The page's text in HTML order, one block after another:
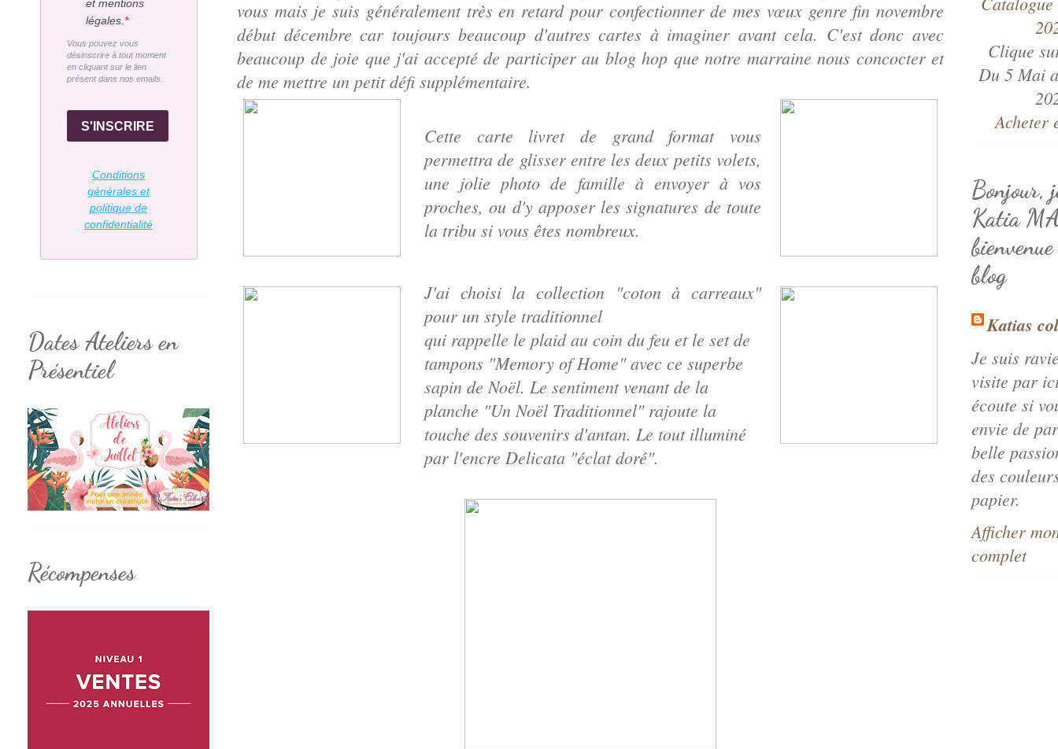
vous mais je suis généralement très en retard pour confectionner de mes vœux genre fin novembre
début décembre car toujours beaucoup d'autres cartes à imaginer avant cela. C'est donc avec
beaucoup de joie que j'ai accepté de participer au blog hop que notre marraine nous concocter et
de me mettre un petit défi supplémentaire.
Cette carte livret de grand format vous
permettra de glisser entre les deux petits volets,
une jolie photo de famille à envoyer à vos
proches, ou d'y apposer les signatures de toute
la tribu si vous êtes nombreux.
J'ai choisi la collection "coton à carreaux"
pour un style traditionnel
qui rappelle le plaid au coin du feu et le set de
tampons "Memory of Home" avec ce superbe
sapin de Noël. Le sentiment venant de la
planche "Un Noël Traditionnel" rajoute la
touche des souvenirs d'antan. Le tout illuminé
par l'encre Delicata "éclat doré".
et mentions
légales.
Vous pouvez vous
désinscrire à tout moment
en cliquant sur le lien
présent dans nos emails.
S'INSCRIRE
Conditions
générales et
politique de
confidentialité
Dates Ateliers en
Présentiel
Récompenses
Clique
Du 5 Mai
Acheter
Bonjour,
Katia
blog
Katias
Je suis
visite par
écoute si
envie de
belle
des
papier.
Afficher
complet